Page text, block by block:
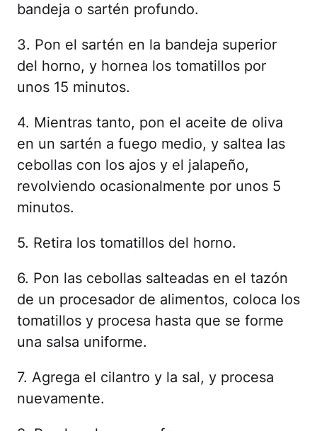
bandeja o sartén profundo.
3. Pon el sartén en la bandeja superior
del horno, y hornea los tomatillos por
unos 15 minutos.
4. Mientras tanto, pon el aceite de oliva
en un sartén a fuego medio, y saltea las
cebollas con los ajos y el jalapeño,
revolviendo ocasionalmente por unos 5
minutos.
5. Retira los tomatillos del horno.
6. Pon las cebollas salteadas en el tazón
de un procesador de alimentos, coloca los
tomatillos y procesa hasta que se forme
una salsa uniforme.
7. Agrega el cilantro y la sal, y procesa
nuevamente.